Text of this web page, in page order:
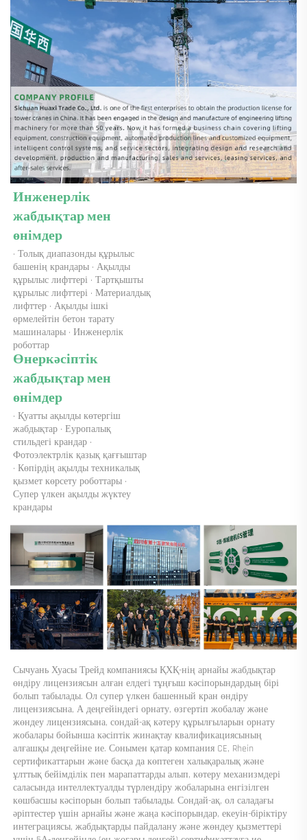
Инженерлік
жабдықтар мен
өнімдер
· Толық диапазонды құрылыс
башенің крандары · Ақылды
құрылыс лифттері · Тартқышты
құрылыс лифттері · Материалдық
лифттер · Ақылды ішкі
өрмелейтін бетон тарату
машиналары · Инженерлік
роботтар
Өнеркәсіптік
жабдықтар мен
өнімдер
· Қуатты ақылды көтергіш
жабдықтар · Еуропалық
стильдегі крандар ·
Фотоэлектрлік қазық қағғыштар
· Көпірдің ақылды техникалық
қызмет көрсету роботтары ·
Супер үлкен ақылды жүктеу
крандары
Сычуань Хуасы Трейд компаниясы ҚХҚ-нің арнайы жабдықтар
өндіру лицензиясын алған елдегі тұңғыш кәсіпорындардың бірі
болып табылады. Ол супер үлкен башенный кран өндіру
лицензиясына, А деңгейіндегі орнату, өзгертіп жобалау және
жөндеу лицензиясына, сондай-ақ кәтеру құрылғыларын орнату
жобалары бойынша кәсіптік жинақтау квалификациясының
алғашқы деңгейіне ие. Сонымен қатар компания CE, Rhein
сертификаттарын және басқа да көптеген халықаралық және
ұлттық бейімділік пен марапаттарды алып, көтеру механизмдері
саласында интеллектуалды түрлендіру жобаларына енгізілген
көшбасшы кәсіпорын болып табылады. Сондай-ақ, ол саладағы
әріптестер үшін арнайы және жаңа кәсіпорындар, екеуін-біріктіру
интеграциясы, жабдықтарды пайдалану және жөндеу қызметтері